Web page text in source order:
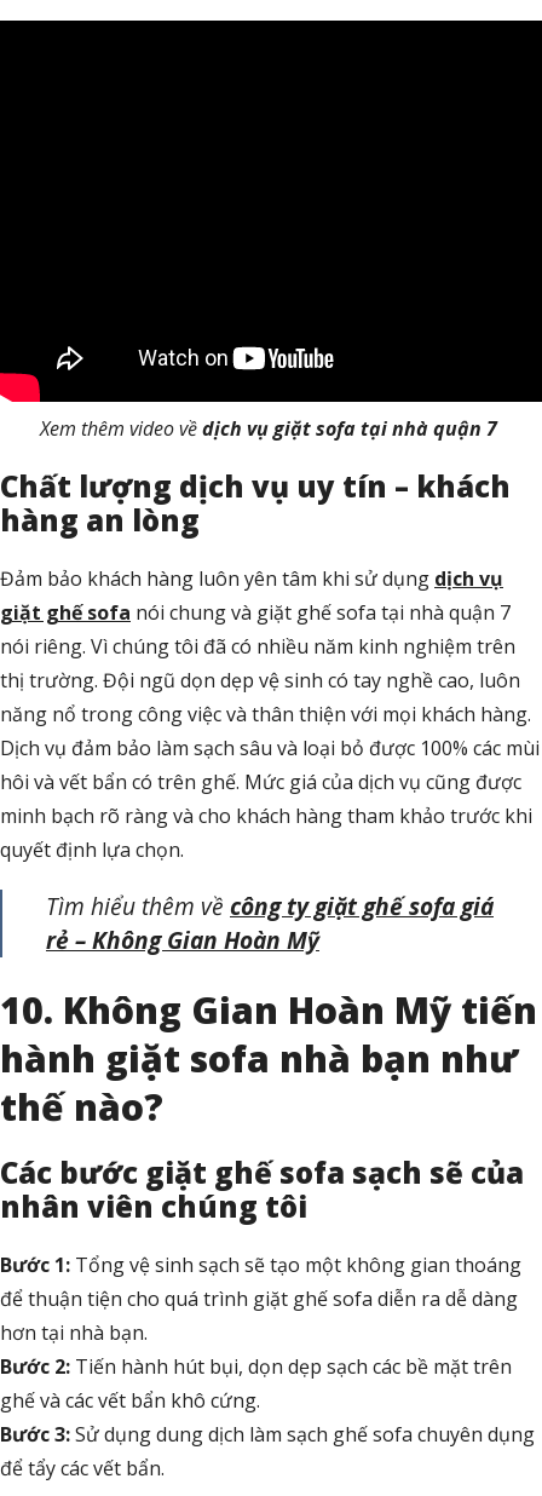
Xem thêm video vềdịch vụ giặt sofa tại nhà quận 7
Chất lượng dịch vụ uy tín – khách
hàng an lòng
Đảm bảo khách hàng luôn yên tâm khi sử dụng dịch vụ
giặt ghế sofa nói chung và giặt ghế sofa tại nhà quận 7
nói riêng. Vì chúng tôi đã có nhiều năm kinh nghiệm trên
thị trường. Đội ngũ dọn dẹp vệ sinh có tay nghề cao, luôn
năng nổ trong công việc và thân thiện với mọi khách hàng.
Dịch vụ đảm bảo làm sạch sâu và loại bỏ được 100% các mùi
hôi và vết bẩn có trên ghế. Mức giá của dịch vụ cũng được
minh bạch rõ ràng và cho khách hàng tham khảo trước khi
quyết định lựa chọn.
Tìm hiểu thêm về công ty giặt ghế sofa giá
rẻ – Không Gian Hoàn Mỹ
10. Không Gian Hoàn Mỹ tiến
hành giặt sofa nhà bạn như
thế nào?
Các bước giặt ghế sofa sạch sẽ của
nhân viên chúng tôi
Bước 1: Tổng vệ sinh sạch sẽ tạo một không gian thoáng
để thuận tiện cho quá trình giặt ghế sofa diễn ra dễ dàng
hơn tại nhà bạn.
Bước 2: Tiến hành hút bụi, dọn dẹp sạch các bề mặt trên
ghế và các vết bẩn khô cứng.
Bước 3:Sử dụng dung dịch làm sạch ghế sofa chuyên dụng
để tẩy các vết bẩn.